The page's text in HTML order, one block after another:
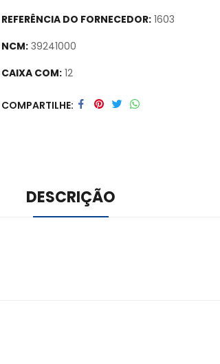
REFERÊNCIA DO FORNECEDOR: 1603
NCM:39241000
CAIXA COM:12
Secure crypto portfolio manager for
COMPARTILHE
DESCRIÇÃO